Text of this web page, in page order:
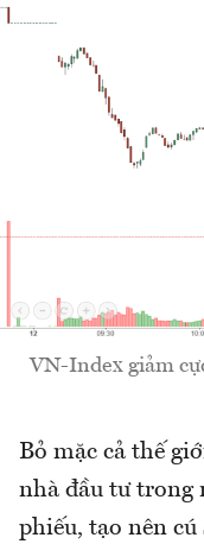
VN-Index giảm
Bỏ mặc cả thế
nhà đầu tư trong
phiếu, tạo nên